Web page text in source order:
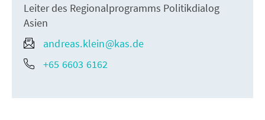
Leiter des Regionalprogramms Politikdialog
Asien
andreas.klein@kas.de
+65 6603 6162